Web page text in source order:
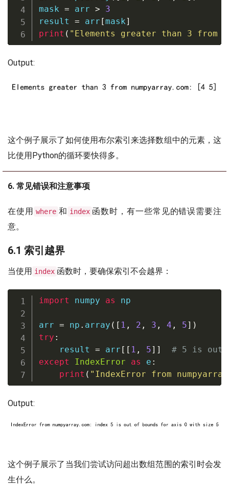
mask = arr >
3
result = arr [mask]
print ( "Elements greater than 3 from
Output:
这个例子展示了如何使用布尔索引来选择数组中的元素，这
比使用Python的循环要快得多。
6. 常见错误和注意事项
在使用 where 和 index 函数时，有一些常见的错误需要注
意。
6.1 索引越界
当使用 index 函数时，要确保索引不会越界：
import numpy as np
arr = np . array ( [ 1 , 2 , 3 , 4 , 5] )
try :
    result
= arr [ [ 1 , 5] ]
# 5 is out
except
IndexError as e :
print ( "IndexError from
Output:
这个例子展示了当我们尝试访问超出数组范围的索引时会发
生什么。